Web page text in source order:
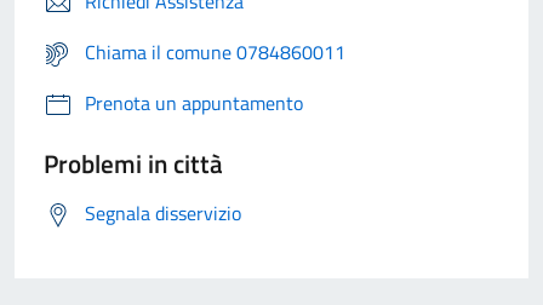
Chiama il comune 0784860011
Prenota un appuntamento
Problemi in città
Segnala disservizio